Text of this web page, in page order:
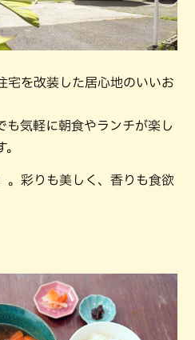
宅を改装した居心地のいいお
も気軽に朝食やランチが楽し
。彩りも美しく、香りも食欲